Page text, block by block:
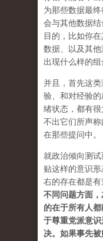
为那些数据最
会与其他数据
目的，比如你
数据、以及其
出现什么样的组
并且，首先这
验、和对经验
绪状态，都有
不出它们所声
在那些提问中。
就政治倾向测
贴这样的意识
右的存在都是有
不同问题方面
的在于所有人
于尊重党派意
决。如果事先